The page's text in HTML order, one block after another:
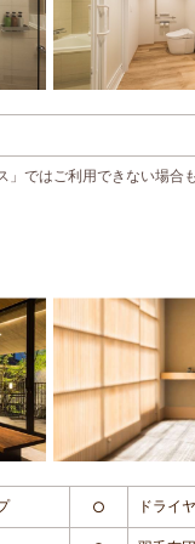
」ではご利用できない場合
○ ドライ